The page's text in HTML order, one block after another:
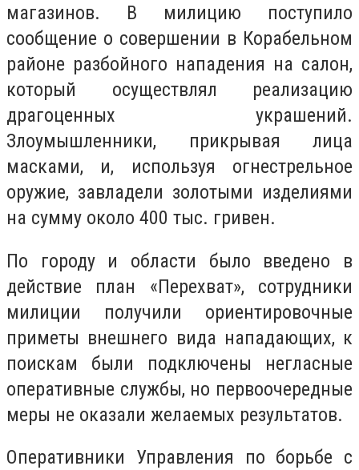
магазинов. В милицию поступило
сообщение о совершении в Корабельном
районе разбойного нападения на салон,
который осуществлял реализацию
драгоценных украшений.
Злоумышленники, прикрывая лица
масками, и, используя огнестрельное
оружие, завладели золотыми изделиями
на сумму около 400 тыс. гривен.
По городу и области было введено в
действие план «Перехват», сотрудники
милиции получили ориентировочные
приметы внешнего вида нападающих, к
поискам были подключены негласные
оперативные службы, но первоочередные
меры не оказали желаемых результатов.
Оперативники Управления по борьбе с